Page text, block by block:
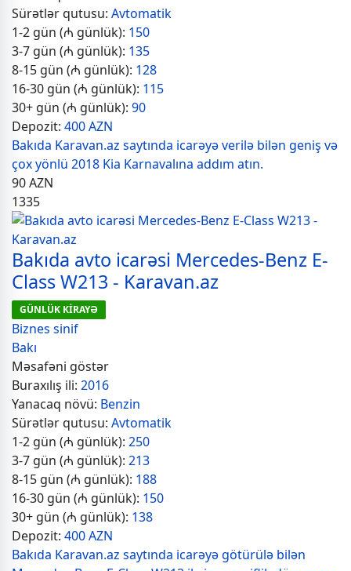
Sürətlər qutusu: Avtomatik
1-2 gün (₼ günlük): 150
3-7 gün (₼ günlük): 135
8-15 gün (₼ günlük): 128
16-30 gün (₼ günlük): 115
30+ gün (₼ günlük): 90
Depozit: 400 AZN
Bakıda Karavan.az saytında icarəyə verilə bilən geniş və
çox yönlü 2018 Kia Karnavalına addım atın.
90AZN
1335
Bakıda avto icarəsi Mercedes-Benz E-
Class W213 - Karavan.az
GÜNLÜK KİRAYƏ
Biznes sinif
Bakı
Məsafəni göstər
Buraxılış ili: 2016
Yanacaq növü: Benzin
Sürətlər qutusu: Avtomatik
1-2 gün (₼ günlük): 250
3-7 gün (₼ günlük): 213
8-15 gün (₼ günlük): 188
16-30 gün (₼ günlük): 150
30+ gün (₼ günlük): 138
Depozit: 400 AZN
Bakıda Karavan.az saytında icarəyə götürülə bilən